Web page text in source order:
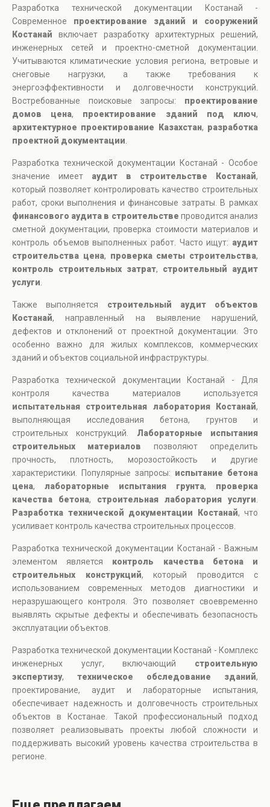
Разработка технической документации Костанай -
Современное проектирование зданий и сооружений
Костанай включает разработку архитектурных решений,
инженерных сетей и проектно-сметной документации.
Учитываются климатические условия региона, ветровые и
снеговые нагрузки, а также требования к
энергоэффективности и долговечности конструкций.
Востребованные поисковые запросы: проектирование
домов цена, проектирование зданий под ключ,
архитектурное проектирование Казахстан, разработка
проектной документации
Разработка технической документации Костанай - Особое
значение имеет аудит в строительстве Костанай,
который позволяет контролировать качество строительных
работ, сроки выполнения и финансовые затраты. В рамках
финансового аудита в строительстве проводится анализ
сметной документации, проверка стоимости материалов и
контроль объемов выполненных работ. Часто ищут: аудит
строительства цена, проверка сметы строительства,
контроль строительных затрат, строительный аудит
услуги
Также выполняется строительный аудит объектов
Костанай, направленный на выявление нарушений,
дефектов и отклонений от проектной документации. Это
особенно важно для жилых комплексов, коммерческих
зданий и объектов социальной инфраструктуры.
Разработка технической документации Костанай - Для
контроля качества материалов используется
испытательная строительная лаборатория Костанай,
выполняющая исследования бетона, грунтов и
строительных конструкций. Лабораторные испытания
строительных материалов позволяют определить
прочность, плотность, морозостойкость и другие
характеристики. Популярные запросы: испытание бетона
цена, лабораторные испытания грунта, проверка
качества бетона, строительная лаборатория услуги
Разработка технической документации Костанай, что
усиливает контроль качества строительных процессов.
Разработка технической документации Костанай - Важным
элементом является контроль качества бетона и
строительных конструкций, который проводится с
использованием современных методов диагностики и
неразрушающего контроля. Это позволяет своевременно
выявлять скрытые дефекты и обеспечивать безопасность
эксплуатации объектов.
Разработка технической документации Костанай - Комплекс
инженерных услуг, включающий строительную
экспертизу, техническое обследование зданий,
проектирование, аудит и лабораторные испытания,
обеспечивает надежность и долговечность строительных
объектов в Костанае. Такой профессиональный подход
позволяет реализовывать проекты любой сложности и
поддерживать высокий уровень качества строительства в
регионе.